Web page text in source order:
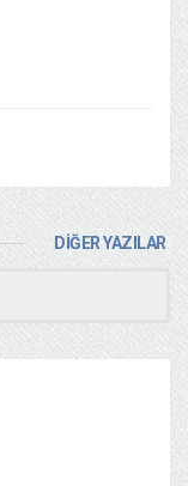
DİĞER YAZILAR